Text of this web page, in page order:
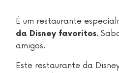
É um restaurante
da Disney favoritos.
amigos.
Este restaurante da